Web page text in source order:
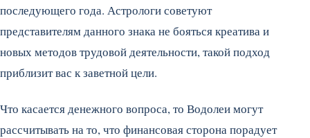
последующего года. Астрологи советуют
представителям данного знака не бояться креатива и
новых методов трудовой деятельности, такой подход
приблизит вас к заветной цели.
Что касается денежного вопроса, то Водолеи могут
рассчитывать на то, что финансовая сторона порадует